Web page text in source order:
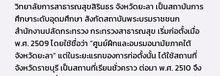
วิทยาลัยการสาธารณสุขสิรินธร จังหวัดยะลา เป็นสถาบันการ
ศึกษาระดับอุดมศึกษา สังกัดสถาบันพระบรมราชชนก
สำนักงานปลัดกระทรวง กระทรวงสาธารณสุข เริ่มก่อตั้งเมื่อ
พ.ศ. 2509 โดยใช้ชื่อว่า “ศูนย์ฝึกและอบรมอนามัยภาคใต้
จังหวัดยะลา” แต่ในระยะแรกของการก่อตั้งนั้น ได้ใช้สถานที่
จังหวัดราชบุรี เป็นสถานที่เรียนชั่วคราว ต่อมา พ.ศ. 2510 จึง